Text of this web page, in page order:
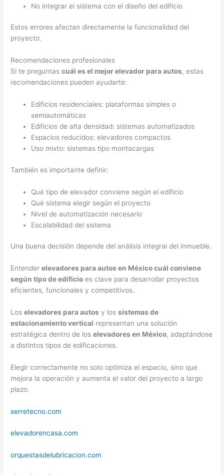
No integrar el sistema con el diseño del edificio
Estos errores afectan directamente la funcionalidad del
proyecto.
Recomendaciones profesionales
Si te preguntascuál es el mejor elevador para autos, estas
recomendaciones pueden ayudarte:
Edificios residenciales: plataformas simples o
semiautomáticas
Edificios de alta densidad: sistemas automatizados
Espacios reducidos: elevadores compactos
Uso mixto: sistemas tipo montacargas
También es importante definir:
Qué tipo de elevador conviene según el edificio
Qué sistema elegir según el proyecto
Nivel de automatización necesario
Escalabilidad del sistema
Una buena decisión depende del análisis integral del inmueble.
Entenderelevadores para autos en México cuál conviene
según tipo de edificio es clave para desarrollar proyectos
eficientes, funcionales y competitivos.
Loselevadores para autos y lossistemas de
estacionamiento vertical representan una solución
estratégica dentro de loselevadores en México, adaptándose
a distintos tipos de edificaciones.
Elegir correctamente no solo optimiza el espacio, sino que
mejora la operación y aumenta el valor del proyecto a largo
plazo.
serretecno.com
elevadorencasa.com
orquestasdelubricacion.com